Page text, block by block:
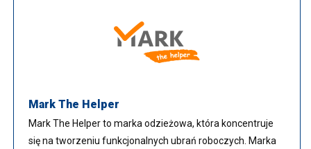
Mark The Helper
Mark The Helper to marka odzieżowa, która koncentruje
się na tworzeniu funkcjonalnych ubrań roboczych. Marka